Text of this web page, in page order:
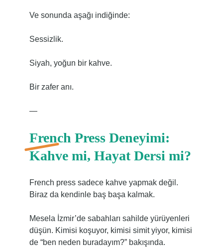
Ve sonunda aşağı indiğinde:
Sessizlik.
Siyah, yoğun bir kahve.
Bir zafer anı.
—
French Press Deneyimi:
Kahve mi, Hayat Dersi mi?
French press sadece kahve yapmak değil.
Biraz da kendinle baş başa kalmak.
Mesela İzmir’de sabahları sahilde yürüyenleri
düşün. Kimisi koşuyor, kimisi simit yiyor, kimisi
de “ben neden buradayım?” bakışında.